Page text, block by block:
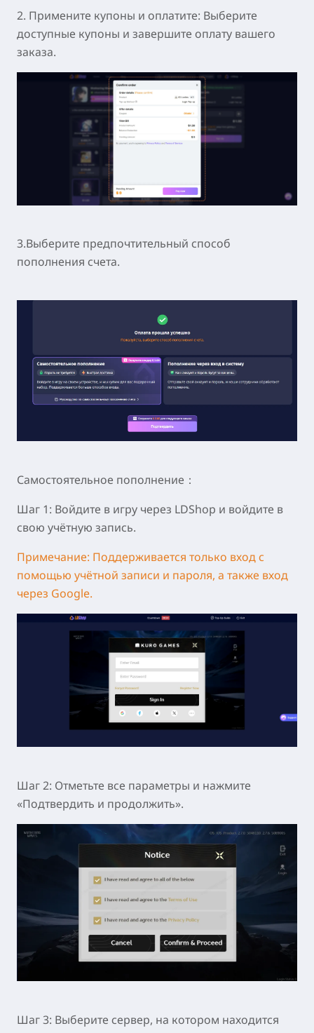
2. Примените купоны и оплатите: Выберите
доступные купоны и завершите оплату вашего
заказа.
3.Выберите предпочтительный способ
пополнения счета.
Самостоятельное пополнение：
Шаг 1: Войдите в игру через LDShop и войдите в
свою учётную запись.
Примечание: Поддерживается только вход с
помощью учётной записи и пароля, а также вход
через Google.
Шаг 2: Отметьте все параметры и нажмите
«Подтвердить и продолжить».
Шаг 3: Выберите сервер, на котором находится